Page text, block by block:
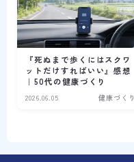
健康づくり
年金
『死ぬまで歩くにはスクワ
ットだけすればいい』感想
｜50代の健康づくり
2026.06.05 健康づくり